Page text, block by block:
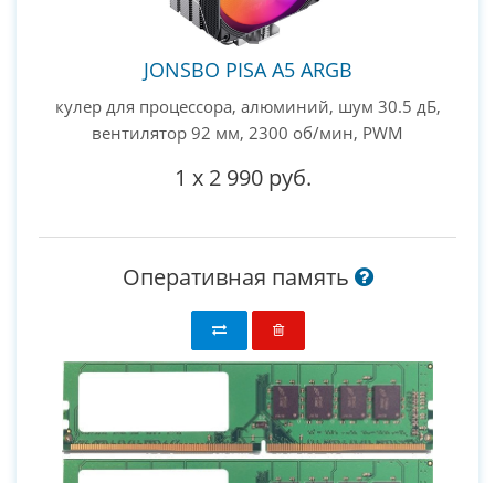
JONSBO PISA A5 ARGB
кулер для процессора, алюминий, шум 30.5 дБ,
вентилятор 92 мм, 2300 об/мин, PWM
1 x 2 990 руб.
Оперативная память